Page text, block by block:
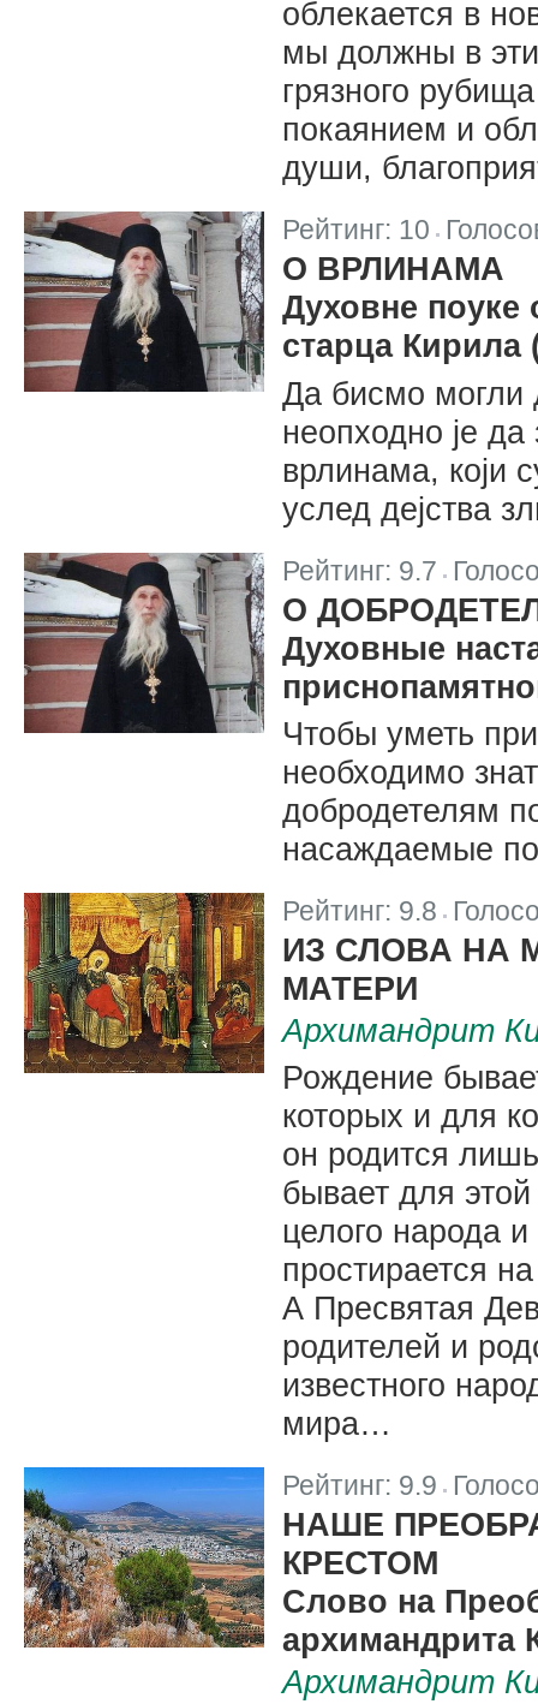
облекается в
мы должны в эти
грязного
покаянием и
души,
Рейтинг: 10
О ВРЛИНАМА
Духовне
старца Кирила
Да бисмо могли
неопходно је да
врлинама, који
услед дејства
Рейтинг: 9.7 |
О
Духовные
Чтобы уметь
необходимо
добродетелям
насаждаемые
Рейтинг: 9.8 |
ИЗ СЛОВА НА
МАТЕРИ
Архимандрит
Рождение
которых и для
он родится
бывает для
целого народа и
простирается
А Пресвятая
родителей и
известного
мира…
Рейтинг: 9.9 |
НАШЕ
КРЕСТОМ
Слово на
архимандрита
Архимандрит